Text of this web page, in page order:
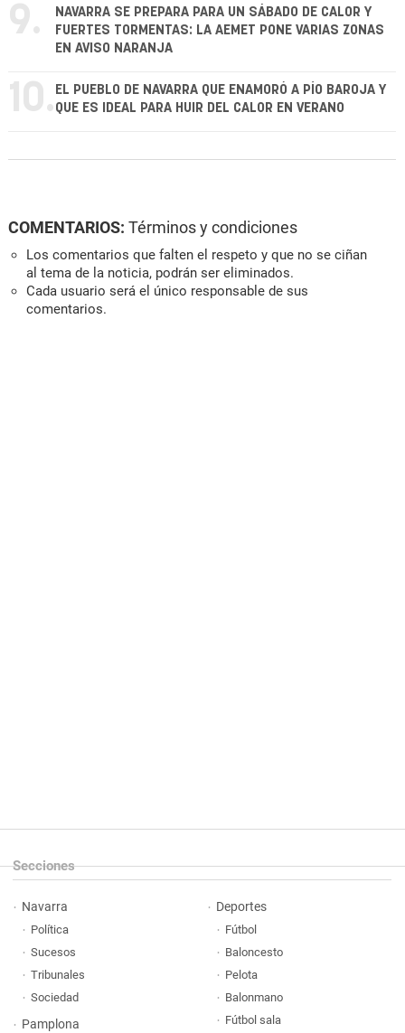
9.
NAVARRA SE PREPARA PARA UN SÁBADO DE CALOR Y
FUERTES TORMENTAS: LA AEMET PONE VARIAS ZONAS
EN AVISO NARANJA
10. EL PUEBLO DE NAVARRA QUE ENAMORÓ A PÍO BAROJA Y
QUE ES IDEAL PARA HUIR DEL CALOR EN VERANO
COMENTARIOS: Términos y condiciones
Los comentarios que falten el respeto y que no se ciñan
al tema de la noticia, podrán ser eliminados.
Cada usuario será el único responsable de sus
comentarios.
Secciones
Navarra
Política
Sucesos
Tribunales
Sociedad
Pamplona
Deportes
Fútbol
Baloncesto
Pelota
Balonmano
Fútbol sala